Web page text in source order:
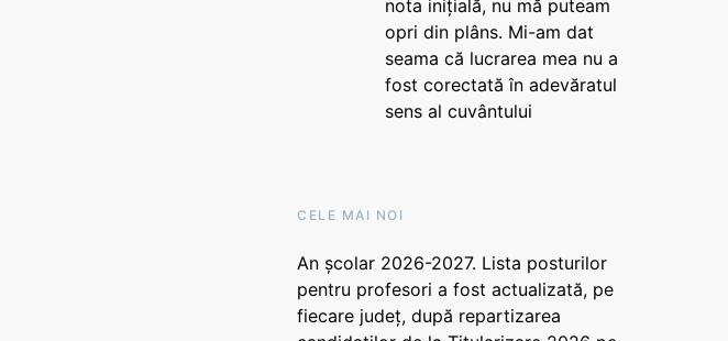
nota inițială, nu mă puteam
opri din plâns. Mi-am dat
seama că lucrarea mea nu a
fost corectată în adevăratul
sens al cuvântului
CELE MAI NOI
An școlar 2026-2027. Lista posturilor
pentru profesori a fost actualizată, pe
fiecare județ, după repartizarea